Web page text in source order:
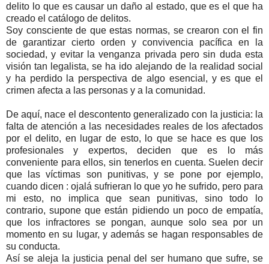
delito lo que es causar un daño al estado, que es el que ha
creado el catálogo de delitos.
Soy consciente de que estas normas, se crearon con el fin
de garantizar cierto orden y convivencia pacífica en la
sociedad, y evitar la venganza privada pero sin duda esta
visión tan legalista, se ha ido alejando de la realidad social
y ha perdido la perspectiva de algo esencial, y es que el
crimen afecta a las personas y a la comunidad.
De aquí, nace el descontento generalizado con la justicia: la
falta de atención a las necesidades reales de los afectados
por el delito, en lugar de esto, lo que se hace es que los
profesionales y expertos, deciden que es lo más
conveniente para ellos, sin tenerlos en cuenta. Suelen decir
que las víctimas son punitivas, y se pone por ejemplo,
cuando dicen : ojalá sufrieran lo que yo he sufrido, pero para
mi esto, no implica que sean punitivas, sino todo lo
contrario, supone que están pidiendo un poco de empatía,
que los infractores se pongan, aunque solo sea por un
momento en su lugar, y además se hagan responsables de
su conducta.
Así se aleja la justicia penal del ser humano que sufre, se